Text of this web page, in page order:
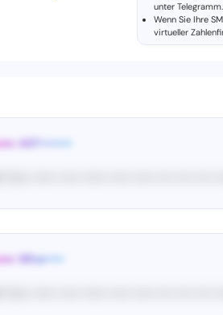
unter Telegramm
Wenn Sie Ihre
virtueller
447••••••••
Wha•••••